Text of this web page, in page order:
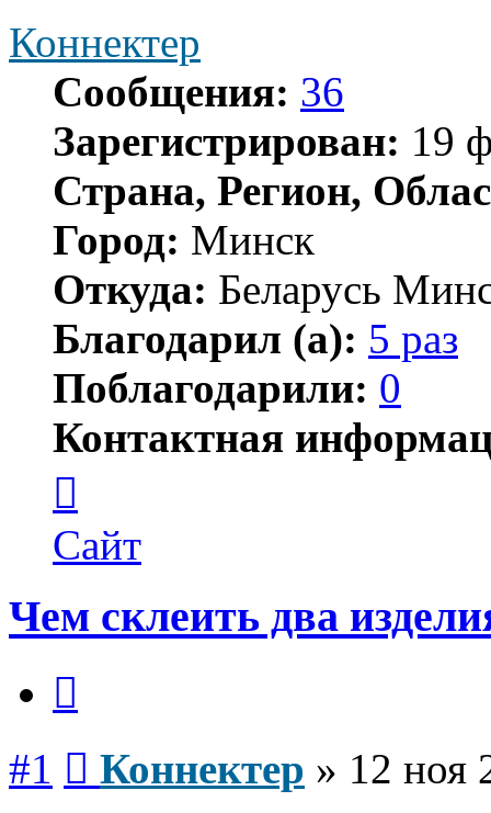
Коннектер
Сообщения: 36
Зарегистрирован: 19
Страна, Регион,
Город: Минск
Откуда: Беларусь
Благодарил (а): 5 раз
Поблагодарили: 0
Контактная
пользователя
Коннектер
Сайт
Чем склеить два
#1 Коннектер » 12 ноя